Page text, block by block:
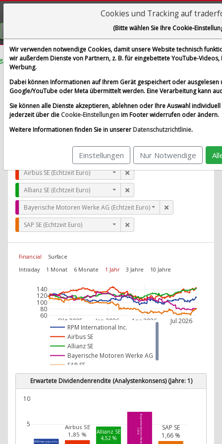
RPM International Inc.
im Vergleich mit Airbus SE, Allianz SE, Bayerische
Aktualisieren
RPM International Inc. (Echtzeit USD)
Airbus SE (Echtzeit Euro)
Allianz SE (Echtzeit Euro)
Bayerische Motoren Werke AG (Echtzeit Euro)
SAP SE (Echtzeit Euro)
Financial
Surface
Intraday
1 Monat 6 Monate 1 Jahr 3 Jahre 10 Jahre
Okt 2025 Jan 2026 Apr 2026 Jul 2026
60
80
100
120
140
RPM International Inc.
Airbus SE
Allianz SE
Bayerische Motoren Werke AG
SAP SE
Erwartete Dividendenrendite (Analystenkonsens) (Jahre: 1)
RPM International Inc.
Airbus SE
1,85 % Allianz SE
4,52 % Bayerische Motoren Werke AG
7,45 % SAP SE
1,66 %
5
10
Cookies und Tracking auf
(Bitte wählen Sie Ihre Cookie-
Wir verwenden notwendige Cookies, damit unsere Website technisch
wir außerdem Dienste von Partnern, z. B. für eingebettete YouTube-
Werbung.
Dabei können Informationen auf Ihrem Gerät gespeichert oder
Google/YouTube oder Meta übermittelt werden. Eine Verarbeitung kann
Sie können alle Dienste akzeptieren, ablehnen oder Ihre Auswahl
jederzeit über die Cookie-Einstellungenim Footer widerrufen oder ändern.
Weitere Informationen finden Sie in unserer Datenschutzrichtlinie.
Einstellungen Nur Notwendige